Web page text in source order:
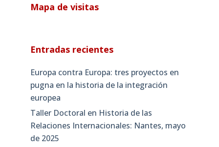
Mapa de visitas
Entradas recientes
Europa contra Europa: tres proyectos en
pugna en la historia de la integración
europea
Taller Doctoral en Historia de las
Relaciones Internacionales: Nantes, mayo
de 2025